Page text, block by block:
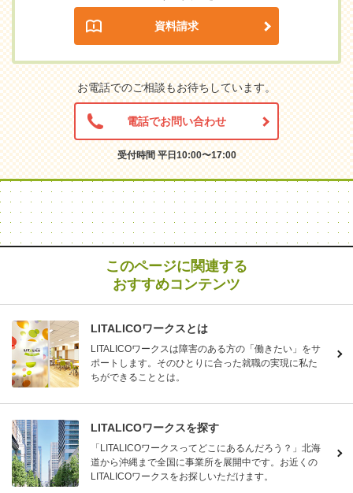
資料請求
お電話でのご相談もお待ちしています。
電話でお問い合わせ
受付時間 平日10:00〜17:00
このページに関連する
おすすめコンテンツ
LITALICOワークスとは
LITALICOワークスは障害のある方の「働きたい」をサ
ポートします。そのひとりに合った就職の実現に私た
ちができることとは。
LITALICOワークスを探す
「LITALICOワークスってどこにあるんだろう？」北海
道から沖縄まで全国に事業所を展開中です。お近くの
LITALICOワークスをお探しいただけます。